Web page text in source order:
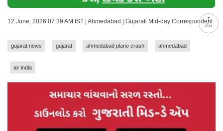
ટોચ
12 June, 2026 07:39 AM IST | Ahmedabad | Gujarati Mid-day Correspondent
gujarat news gujarat ahmedabad plane crash ahmedabad
air india